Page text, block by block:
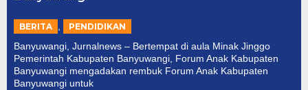
BERITA , PENDIDIKAN
Banyuwangi, Jurnalnews – Bertempat di aula Minak Jinggo
Pemerintah Kabupaten Banyuwangi, Forum Anak Kabupaten
Banyuwangi mengadakan rembuk Forum Anak Kabupaten
Banyuwangi untuk